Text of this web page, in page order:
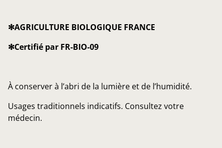
✻AGRICULTURE BIOLOGIQUE FRANCE
✻Certifié par FR-BIO-09
À conserver à l’abri de la lumière et de l’humidité.
Usages traditionnels indicatifs. Consultez votre
médecin.